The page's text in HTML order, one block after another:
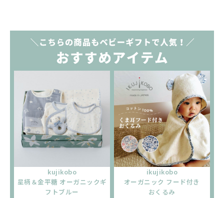
kujikobo
星柄＆金平糖 オーガニックギ
フトブルー
ikujikobo
オーガニック フード付き
おくるみ